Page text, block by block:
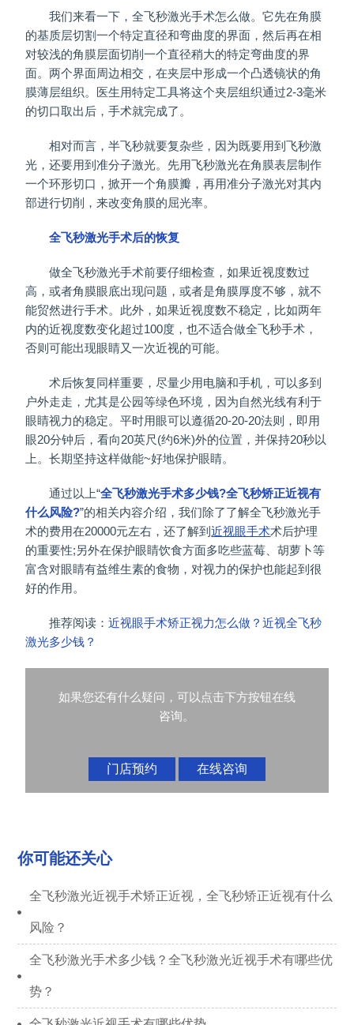
我们来看一下，全飞秒激光手术怎么做。它先在角膜
的基质层切割一个特定直径和弯曲度的界面，然后再在相
对较浅的角膜层面切削一个直径稍大的特定弯曲度的界
面。两个界面周边相交，在夹层中形成一个凸透镜状的角
膜薄层组织。医生用特定工具将这个夹层组织通过2-3毫米
的切口取出后，手术就完成了。
相对而言，半飞秒就要复杂些，因为既要用到飞秒激
光，还要用到准分子激光。先用飞秒激光在角膜表层制作
一个环形切口，掀开一个角膜瓣，再用准分子激光对其内
部进行切削，来改变角膜的屈光率。
全飞秒激光手术后的恢复
做全飞秒激光手术前要仔细检查，如果近视度数过
高，或者角膜眼底出现问题，或者是角膜厚度不够，就不
能贸然进行手术。此外，如果近视度数不稳定，比如两年
内的近视度数变化超过100度，也不适合做全飞秒手术，
否则可能出现眼睛又一次近视的可能。
术后恢复同样重要，尽量少用电脑和手机，可以多到
户外走走，尤其是公园等绿色环境，因为自然光线有利于
眼睛视力的稳定。平时用眼可以遵循20-20-20法则，即用
眼20分钟后，看向20英尺(约6米)外的位置，并保持20秒以
上。长期坚持这样做能~好地保护眼睛。
通过以上“全飞秒激光手术多少钱?全飞秒矫正近视有
什么风险?”的相关内容介绍，我们除了了解全飞秒激光手
术的费用在20000元左右，还了解到近视眼手术术后护理
的重要性;另外在保护眼睛饮食方面多吃些蓝莓、胡萝卜等
富含对眼睛有益维生素的食物，对视力的保护也能起到很
好的作用。
推荐阅读：近视眼手术矫正视力怎么做？近视全飞秒
激光多少钱？
如果您还有什么疑问，可以点击下方按钮在线
咨询。
门店预约 在线咨询
你可能还关心
全飞秒激光近视手术矫正近视，全飞秒矫正近视有什么
风险？
全飞秒激光手术多少钱？全飞秒激光近视手术有哪些优
势？